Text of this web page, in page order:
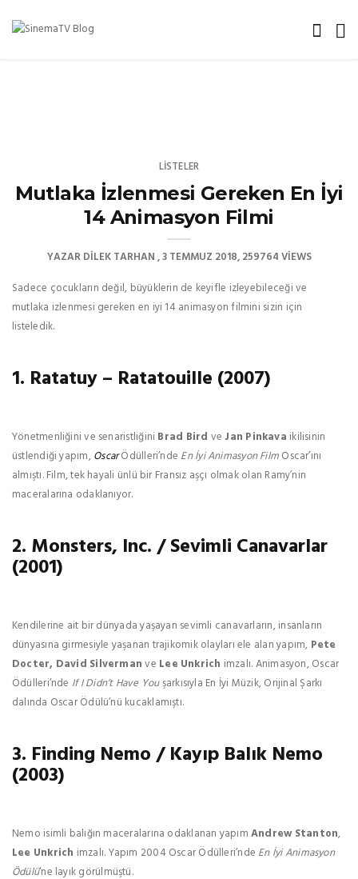
LISTELER
Mutlaka İzlenmesi Gereken En İyi
14 Animasyon Filmi
YAZARDILEK TARHAN 3 TEMMUZ 2018 259764 VIEWS
Sadece çocukların değil, büyüklerin de keyifle izleyebileceği ve
mutlaka izlenmesi gereken en iyi 14 animasyon filmini sizin için
listeledik.
1. Ratatuy – Ratatouille (2007)
Yönetmenliğini ve senaristliğini Brad Bird ve Jan Pinkava ikilisinin
üstlendiği yapım,OscarÖdülleri’nde En İyi Animasyon FilmOscar’ını
almıştı. Film, tek hayali ünlü bir Fransız aşçı olmak olan Ramy’nin
maceralarına odaklanıyor.
2. Monsters, Inc. / Sevimli Canavarlar
(2001)
Kendilerine ait bir dünyada yaşayan sevimli canavarların, insanların
dünyasına girmesiyle yaşanan trajikomik olayları ele alan yapım, Pete
Docter, David Silvermanve Lee Unkrich imzalı. Animasyon, Oscar
Ödülleri’nde If I Didn’t Have Youşarkısıyla En İyi Müzik, Orijinal Şarkı
dalında Oscar Ödülü’nü kucaklamıştı.
3. Finding Nemo / Kayıp Balık Nemo
(2003)
Nemo isimli balığın maceralarına odaklanan yapımAndrew Stanton,
Lee Unkrich imzalı. Yapım 2004 Oscar Ödülleri’nde En İyi Animasyon
Ödülü‘ne layık görülmüştü.